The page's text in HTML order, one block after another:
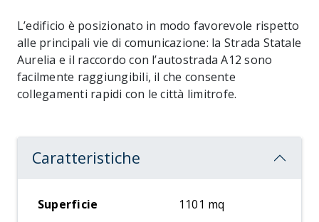
L’edificio è posizionato in modo favorevole rispetto
alle principali vie di comunicazione: la Strada Statale
Aurelia e il raccordo con l’autostrada A12 sono
facilmente raggiungibili, il che consente
collegamenti rapidi con le città limitrofe.
Caratteristiche
Superficie 1101 mq